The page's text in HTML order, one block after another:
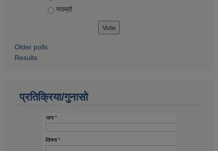
नराम्रो
Older polls
Results
प्रतिक्रिया/गुनासो